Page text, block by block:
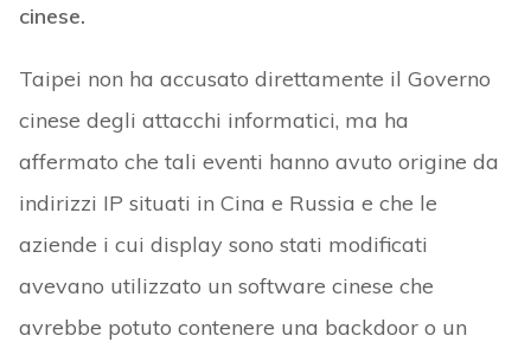
cinese.
Taipei non ha accusato direttamente il Governo
cinese degli attacchi informatici, ma ha
affermato che tali eventi hanno avuto origine da
indirizzi IP situati in Cina e Russia e che le
aziende i cui display sono stati modificati
avevano utilizzato un software cinese che
avrebbe potuto contenere una backdoor o un